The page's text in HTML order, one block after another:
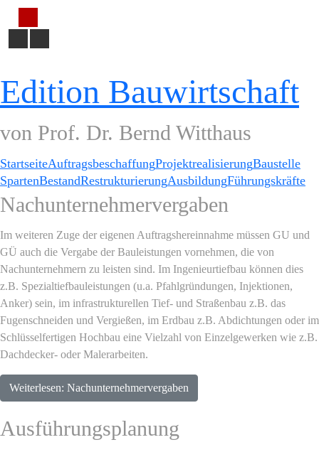
Edition Bauwirtschaft
von Prof. Dr. Bernd Witthaus
StartseiteAuftragsbeschaffungProjektrealisierungBaustelle
SpartenBestandRestrukturierungAusbildungFührungskräfte
Nachunternehmervergaben
Im weiteren Zuge der eigenen Auftragshereinnahme müssen GU und
GÜ auch die Vergabe der Bauleistungen vornehmen, die von
Nachunternehmern zu leisten sind. Im Ingenieurtiefbau können dies
z.B. Spezialtiefbauleistungen (u.a. Pfahlgründungen, Injektionen,
Anker) sein, im infrastrukturellen Tief- und Straßenbau z.B. das
Fugenschneiden und Vergießen, im Erdbau z.B. Abdichtungen oder im
Schlüsselfertigen Hochbau eine Vielzahl von Einzelgewerken wie z.B.
Dachdecker- oder Malerarbeiten.
Weiterlesen: Nachunternehmervergaben
Ausführungsplanung